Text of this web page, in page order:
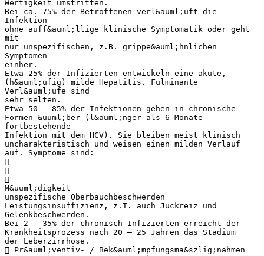
Wertigkeit umstritten.
Bei ca. 75% der Betroffenen verl&auml;uft die
Infektion
ohne auff&auml;llige klinische Symptomatik oder geht
mit
nur unspezifischen, z.B. grippe&auml;hnlichen
Symptomen
einher.
Etwa 25% der Infizierten entwickeln eine akute,
(h&auml;ufig) milde Hepatitis. Fulminante
Verl&auml;ufe sind
sehr selten.
Etwa 50 – 85% der Infektionen gehen in chronische
Formen &uuml;ber (l&auml;nger als 6 Monate
fortbestehende
Infektion mit dem HCV). Sie bleiben meist klinisch
uncharakteristisch und weisen einen milden Verlauf
auf. Symptome sind:



M&uuml;digkeit
unspezifische Oberbauchbeschwerden
Leistungsinsuffizienz, z.T. auch Juckreiz und
Gelenkbeschwerden.
Bei 2 – 35% der chronisch Infizierten erreicht der
Krankheitsprozess nach 20 – 25 Jahren das Stadium
der Leberzirrhose.
 Pr&auml;ventiv- / Bek&auml;mpfungsma&szlig;nahmen